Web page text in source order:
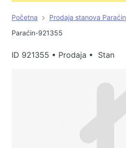
Početna Prodaja stanova Paraćin
Paraćin-921355
ID 921355 • Prodaja • Stan